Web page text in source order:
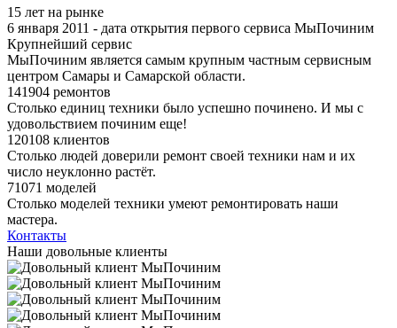
15 лет на рынке
6 января 2011 - дата открытия первого сервиса МыПочиним
Крупнейший сервис
МыПочиним является самым крупным частным сервисным
центром Самары и Самарской области.
141904 ремонтов
Столько единиц техники было успешно починено. И мы с
удовольствием починим еще!
120108 клиентов
Столько людей доверили ремонт своей техники нам и их
число неуклонно растёт.
71071 моделей
Столько моделей техники умеют ремонтировать наши
мастера.
Контакты
Наши довольные клиенты